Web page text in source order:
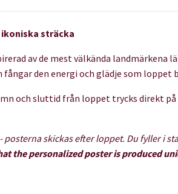
sträcka
av de mest välkända landmärkena
den energi och glädje som loppet
och sluttid från loppet trycks direkt
skickas efter loppet. Du fyller i
the personalized poster is produced